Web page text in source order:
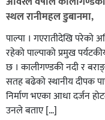
स्थल रानीमहल डुबानमा,
पाल्पा । गएरातीदेखि परेको
रहेको पाल्पाको प्रमुख
छ । कालीगण्डकी नदी र
सतह बढेको स्थानीय दीपक
निर्माण भएका आधा दर्जन
उनले बताए […]